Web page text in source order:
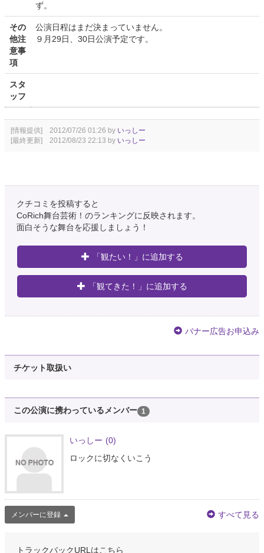
ず。
その
他注
意事
項
公演日程はまだ決まっていません。
９月29日、30日公演予定です。
スタ
ッフ
[情報提供] 2012/07/26 01:26 by いっしー
[最終更新] 2012/08/23 22:13 by いっしー
クチコミを投稿すると
CoRich舞台芸術！のランキングに反映されます。
面白そうな舞台を応援しましょう！
「観たい！」に追加する
「観てきた！」に追加する
バナー広告お申込み
チケット取扱い
この公演に携わっているメンバー 1
いっしー (0)
ロックに切なくいこう
メンバーに登録 すべて見る
トラックバックURLはこちら